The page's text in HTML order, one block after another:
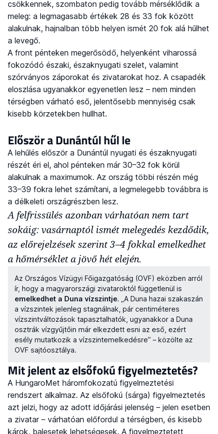
csökkennek, szombaton pedig tovább mérséklődik a
meleg: a legmagasabb értékek 28 és 33 fok között
alakulnak, hajnalban több helyen ismét 20 fok alá hűlhet
a levegő.
A front pénteken megerősödő, helyenként viharossá
fokozódó északi, északnyugati szelet, valamint
szórványos záporokat és zivatarokat hoz. A csapadék
eloszlása ugyanakkor egyenetlen lesz – nem minden
térségben várható eső, jelentősebb mennyiség csak
kisebb körzetekben hullhat.
Először a Dunántúl hűl le
A lehűlés először a Dunántúl nyugati és északnyugati
részét éri el, ahol pénteken már 30–32 fok körül
alakulnak a maximumok. Az ország többi részén még
33–39 fokra lehet számítani, a legmelegebb továbbra is
a délkeleti országrészben lesz.
A felfrissülés azonban várhatóan nem tart
sokáig: vasárnaptól ismét melegedés kezdődik,
az előrejelzések szerint 3–4 fokkal emelkedhet
a hőmérséklet a jövő hét elején.
Az Országos Vízügyi Főigazgatóság (OVF) eközben arról
ír, hogy a magyarországi zivataroktól függetlenül is
emelkedhet a Duna vízszintje. „A Duna hazai szakaszán
a vízszintek jelenleg stagnálnak, pár centiméteres
vízszintváltozások tapasztalhatók, ugyanakkor a Duna
osztrák vízgyűjtőin már elkezdett esni az eső, ezért
esély mutatkozik a vízszintemelkedésre” – közölte az
OVF sajtóosztálya.
Mit jelent az elsőfokú figyelmeztetés?
A HungaroMet háromfokozatú figyelmeztetési
rendszert alkalmaz. Az elsőfokú (sárga) figyelmeztetés
azt jelzi, hogy az adott időjárási jelenség – jelen esetben
a zivatar – várhatóan előfordul a térségben, és kisebb
károk, balesetek lehetségesek. A figyelmeztetett